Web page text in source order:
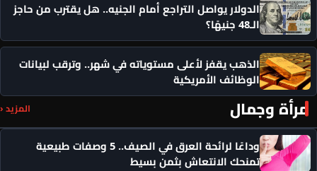
الدولار يواصل التراجع أمام الجنيه.. هل يقترب من حاجز
الـ48 جنيهًا؟
الذهب يقفز لأعلى مستوياته في شهر.. وترقب لبيانات
الوظائف الأمريكية
مرأة وجمال المزيد ‹
وداعًا لرائحة العرق في الصيف.. 5 وصفات طبيعية
تمنحك الانتعاش بثمن بسيط